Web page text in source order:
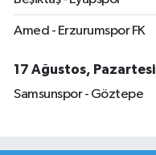
Amed - Erzurumspor FK
17 Ağustos, Pazartesi
Samsunspor - Göztepe